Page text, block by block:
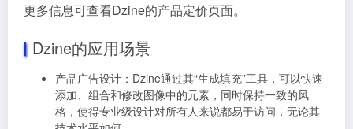
更多信息可查看Dzine的产品定价页面。
Dzine的应用场景
产品广告设计：Dzine通过其“生成填充”工具，可以快速
添加、组合和修改图像中的元素，同时保持一致的风
格，使得专业级设计对所有人来说都易于访问，无论其